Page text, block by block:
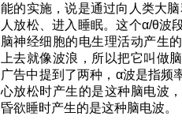
能的实施，说是通过向人类大
人放松、进入睡眠。这个α/θ波
脑神经细胞的电生理活动产生
上去就像波浪，所以把它叫做
广告中提到了两种，α波是指频
心放松时产生的是这种脑电波
昏欲睡时产生的是这种脑电波。